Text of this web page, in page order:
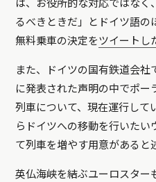
は、お役所的な対応ではなく
るべきときだ」とドイツ語の
無料乗車の決定をツイートし
また、ドイツの国有鉄道会社
に発表された声明の中でポー
列車について、現在運行して
らドイツへの移動を行いた
て列車を増やす用意があると
英仏海峡を結ぶユーロスター